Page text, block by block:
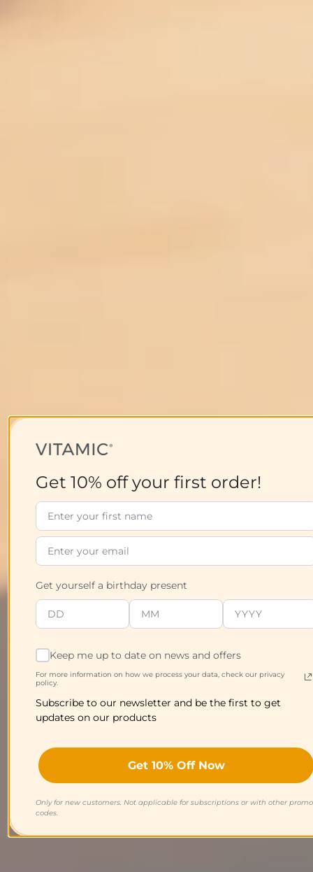
Get 10% off your first order!
Get yourself a birthday present
Keep me up to date on news and offers
For more information on how we process your data, check our privacy
policy.
Subscribe to our newsletter and be the first to get
updates on our products
Get 10% Off Now
Only for new customers. Not applicable for subscriptions or with other promo
codes.